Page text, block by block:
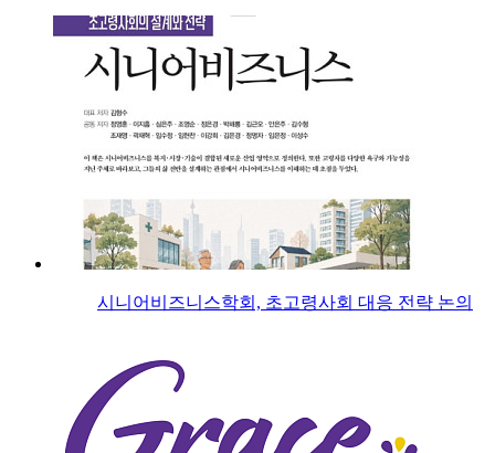
시니어비즈니스학회, 초고령사회 대응 전략 논의